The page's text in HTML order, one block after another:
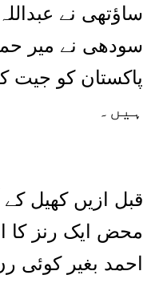
ساؤتھی نے
سودھی نے میر
ہیں۔
قبل ازیں کھیل کے
محض ایک رنز کا
احمد بغیر کوئی